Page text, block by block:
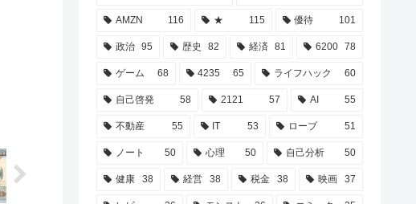
AMZN 116 ★ 115 優待 101
政治 95 歴史 82 経済 81 6200 78
ゲーム 68 4235 65 ライフハック 60
自己啓発 58 2121 57 AI 55
不動産 55 IT 53 ローブ 51
ノート 50 心理 50 自己分析 50
健康 38 経営 38 税金 38 映画 37